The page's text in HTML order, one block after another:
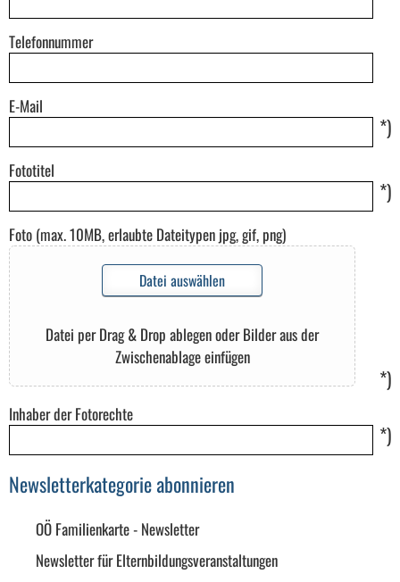
Telefonnummer
E-Mail
*)
Fototitel
*)
Foto (max. 10MB, erlaubte Dateitypen jpg, gif, png)
Datei auswählen
Datei per Drag & Drop ablegen oder Bilder aus der
Zwischenablage einfügen
*)
Inhaber der Fotorechte
*)
Newsletterkategorie abonnieren
OÖ Familienkarte - Newsletter
Newsletter für Elternbildungsveranstaltungen